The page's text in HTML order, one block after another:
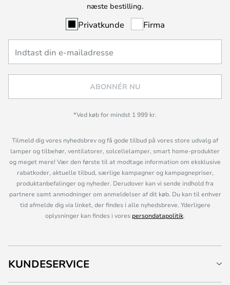
næste bestilling.
Privatkunde Firma
ABONNÉR NU
*Ved køb for mindst 1 999 kr.
Tilmeld dig vores nyhedsbrev og få gode tilbud på vores store udvalg af
lamper og tilbehør, ventilatorer, solcellelamper, smart home-produkter
og meget mere! Vær den første til at modtage information om eksklusive
rabatkoder, aktuelle tilbud, særlige kampagner og kampagnepriser,
produktanbefalinger og nyheder. Derudover kan vi sende indhold fra
partnere samt anmodninger om anmeldelser af dit køb. Du kan til enhver
tid afmelde dig via linket, der findes i alle nyhedsbreve. Yderligere
oplysninger kan findes i vores persondatapolitik.
KUNDESERVICE